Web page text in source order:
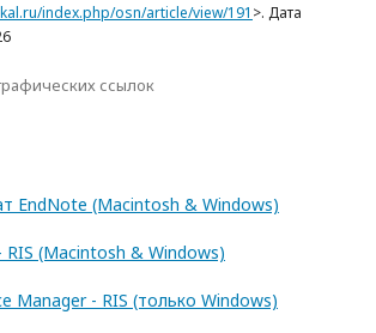
index.php/osn/article/view/191 >. Дата
ссылок
EndNote (Macintosh & Windows)
(Macintosh & Windows)
Manager - RIS (только Windows)